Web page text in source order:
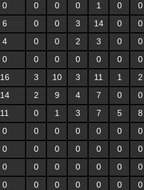
0 0 0 0 1 0
0
6 0 0 3 14 0
0
4 0 0 2 3 0
0
0 0 0 0 0 0
0
16 3 10 3 11 1
2
14 2 9 4 7 0
0
11 0 1 3 7 5
8
0 0 0 0 0 0
0
0 0 0 0 0 0
0
0 0 0 0 0 0
0
0 0 0 0 0 0 0